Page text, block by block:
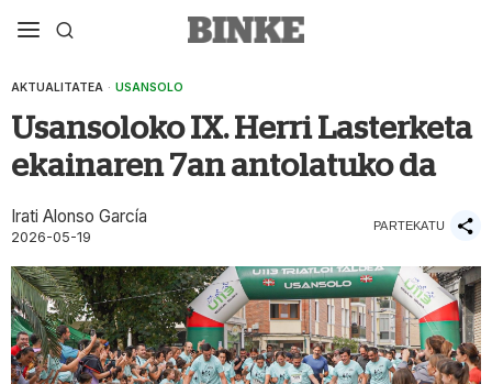
AKTUALITATEA · USANSOLO
Usansoloko IX. Herri Lasterketa
ekainaren 7an antolatuko da
Irati Alonso García
2026-05-19
PARTEKATU